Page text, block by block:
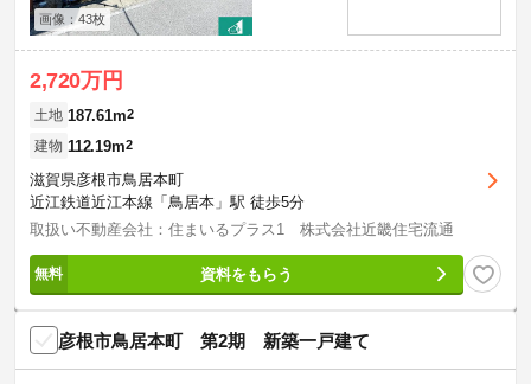
画像：43枚
2,720万円
土地 187.61m2
建物 112.19m2
滋賀県彦根市鳥居本町
近江鉄道近江本線「鳥居本」駅 徒歩5分
取扱い不動産会社：住まいるプラス1 株式会社近畿住宅流通
資料をもらう
彦根市鳥居本町 第2期 新築一戸建て